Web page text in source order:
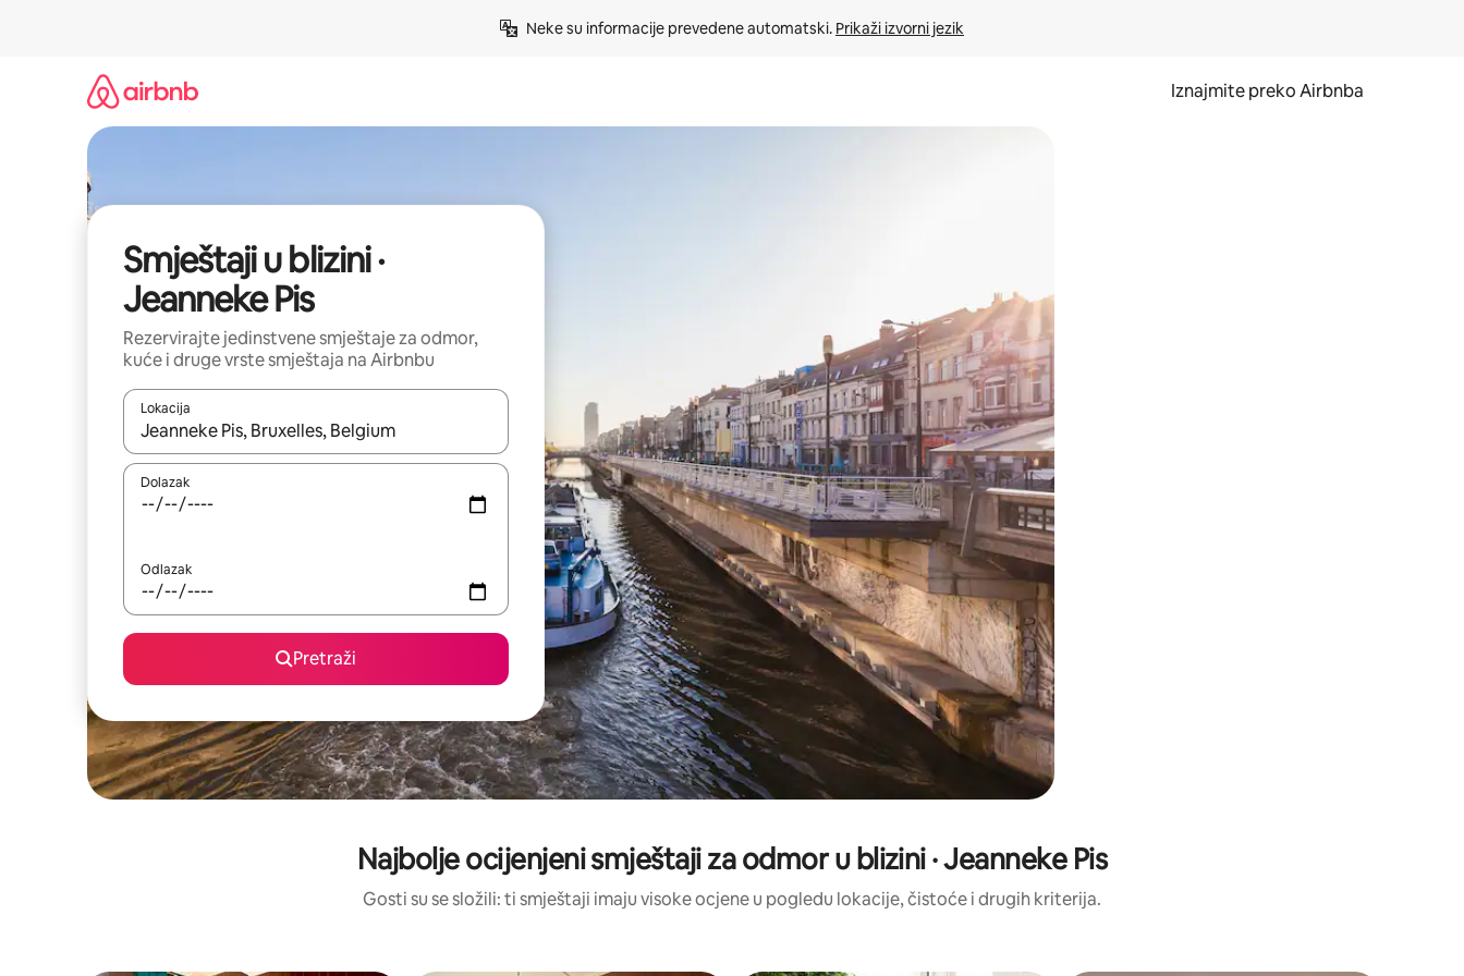
Neke su informacije prevedene automatski. Prikaži izvorni jezik
Iznajmite preko Airbnba
Smještaji u blizini ·
Jeanneke Pis
Rezervirajte jedinstvene smještaje za odmor,
kuće i druge vrste smještaja na Airbnbu
Lokacija
Kada budu dostupni rezultati, moći ćete ih pregledati koristeći se strelicama prema gore i prema dolje, kao i dodirom ili prelaskom prstom po zaslonu.
Dolazak
Odlazak
Pretraži
Najbolje ocijenjeni smještaji za odmor u blizini · Jeanneke Pis
Gosti su se složili: ti smještaji imaju visoke ocjene u pogledu lokacije, čistoće i drugih kriterija.